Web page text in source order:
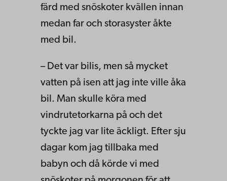
färd med snöskoter kvällen innan
medan far och storasyster åkte
med bil.
– Det var bilis, men så mycket
vatten på isen att jag inte ville åka
bil. Man skulle köra med
vindrutetorkarna på och det
tyckte jag var lite äckligt. Efter sju
dagar kom jag tillbaka med
babyn och då körde vi med